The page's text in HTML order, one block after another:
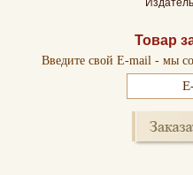
Товар
Введите свой E-mail - мы